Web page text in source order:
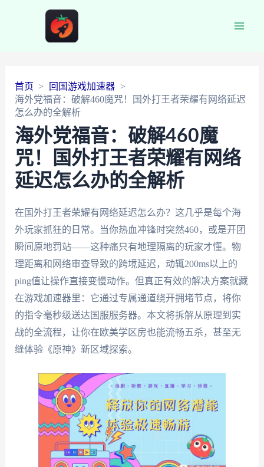
首页
回国游戏加速器
海外党福音：破解460魔咒！国外打王者荣耀有网络延迟
怎么办的全解析
海外党福音：破解460魔
咒！国外打王者荣耀有网络
延迟怎么办的全解析
在国外打王者荣耀有网络延迟怎么办？这几乎是每个海
外玩家抓狂的日常。当你热血冲锋时突然460，或是开团
瞬间原地罚站——这种痛只有地理隔离的玩家才懂。物
理距离和网络审查导致的跨境延迟，动辄200ms以上的
ping值让操作直接变慢动作。但真正有效的解决方案就藏
在游戏加速器里：它通过专属通道绕开拥堵节点，将你
的指令毫秒级送达国服服务器。本文将拆解从原理到实
战的全流程，让你在欧美学区房也能流畅五杀，甚至无
缝体验《原神》新区域探索。